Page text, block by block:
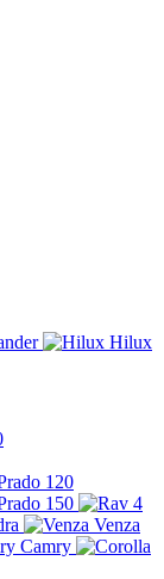
Hilux
120
150
Venza
Camry